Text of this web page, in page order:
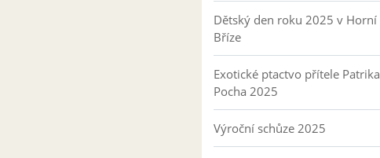
Dětský den roku 2025 v Horní
Bříze
Exotické ptactvo přítele Patrika
Pocha 2025
Výroční schůze 2025